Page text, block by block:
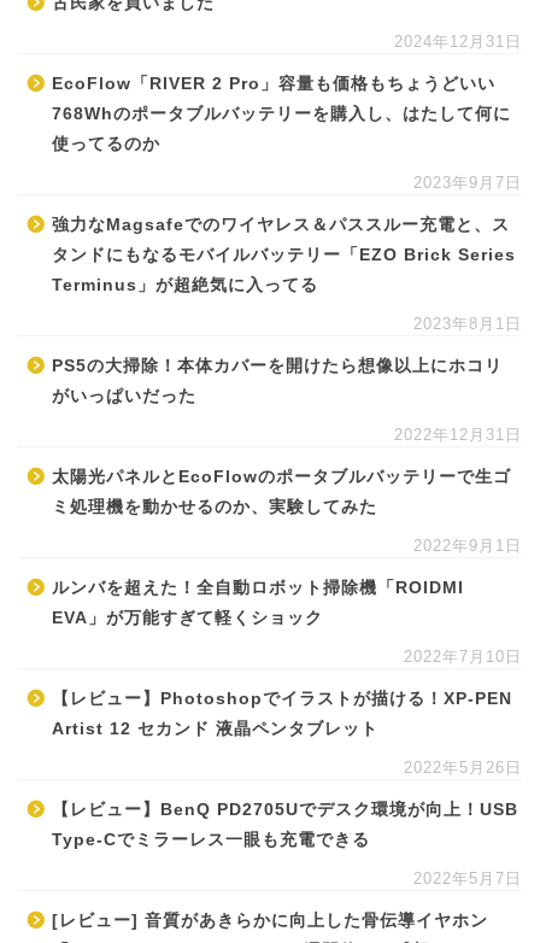
2024年12月31日
EcoFlow「RIVER 2 Pro」容量も価格もちょうどいい
768Whのポータブルバッテリーを購入し、はたして何に
使ってるのか
2023年9月7日
強力なMagsafeでのワイヤレス＆パススルー充電と、ス
タンドにもなるモバイルバッテリー「EZO Brick Series
Terminus」が超絶気に入ってる
2023年8月1日
PS5の大掃除！本体カバーを開けたら想像以上にホコリ
がいっぱいだった
2022年12月31日
太陽光パネルとEcoFlowのポータブルバッテリーで生ゴ
ミ処理機を動かせるのか、実験してみた
2022年9月1日
ルンバを超えた！全自動ロボット掃除機「ROIDMI
EVA」が万能すぎて軽くショック
2022年7月10日
【レビュー】Photoshopでイラストが描ける！XP-PEN
Artist 12 セカンド 液晶ペンタブレット
2022年5月26日
【レビュー】BenQ PD2705Uでデスク環境が向上！USB
Type-Cでミラーレス一眼も充電できる
2022年5月7日
[レビュー] 音質があきらかに向上した骨伝導イヤホン